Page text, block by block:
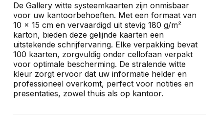
De Gallery witte systeemkaarten zijn onmisbaar
voor uw kantoorbehoeften. Met een formaat van
10 x 15 cm en vervaardigd uit stevig 180 g/m²
karton, bieden deze gelijnde kaarten een
uitstekende schrijfervaring. Elke verpakking bevat
100 kaarten, zorgvuldig onder cellofaan verpakt
voor optimale bescherming. De stralende witte
kleur zorgt ervoor dat uw informatie helder en
professioneel overkomt, perfect voor notities en
presentaties, zowel thuis als op kantoor.